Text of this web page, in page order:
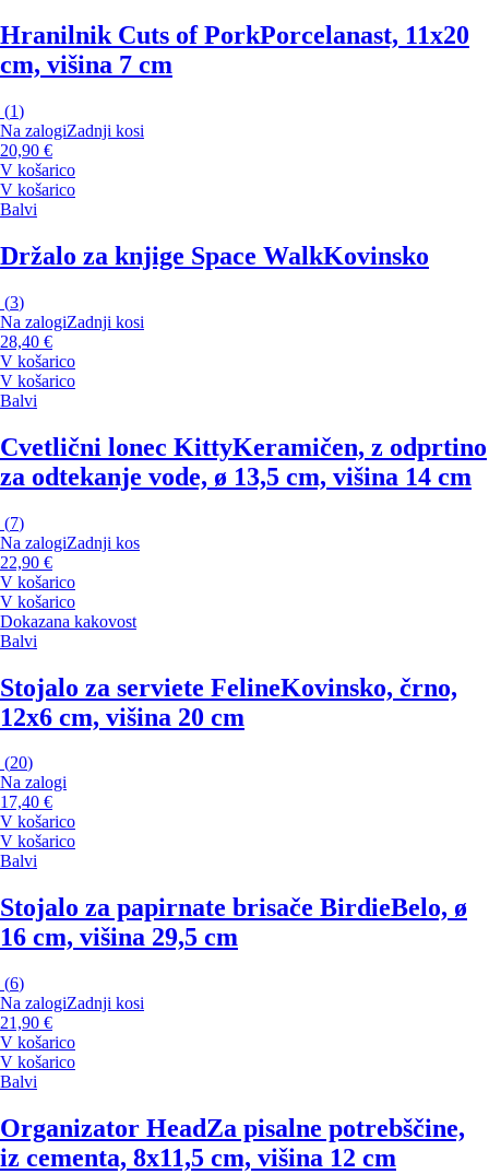
Hranilnik Cuts of PorkPorcelanast, 11x20
cm, višina 7 cm
(1)
Na zalogiZadnji kosi
20,90 €
V košarico
V košarico
Balvi
Držalo za knjige Space WalkKovinsko
(3)
Na zalogiZadnji kosi
28,40 €
V košarico
V košarico
Balvi
Cvetlični lonec KittyKeramičen, z odprtino
za odtekanje vode, ø 13,5 cm, višina 14 cm
(7)
Na zalogiZadnji kos
22,90 €
V košarico
V košarico
Dokazana kakovost
Balvi
Stojalo za serviete FelineKovinsko, črno,
12x6 cm, višina 20 cm
(20)
Na zalogi
17,40 €
V košarico
V košarico
Balvi
Stojalo za papirnate brisače BirdieBelo, ø
16 cm, višina 29,5 cm
(6)
Na zalogiZadnji kosi
21,90 €
V košarico
V košarico
Balvi
Organizator HeadZa pisalne potrebščine,
iz cementa, 8x11,5 cm, višina 12 cm